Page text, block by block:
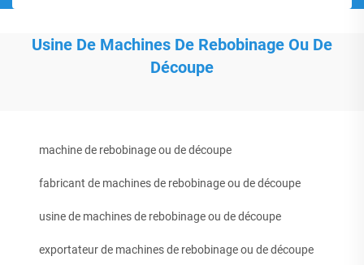
Usine De Machines De Rebobinage Ou De
Découpe
machine de rebobinage ou de découpe
fabricant de machines de rebobinage ou de découpe
usine de machines de rebobinage ou de découpe
exportateur de machines de rebobinage ou de découpe